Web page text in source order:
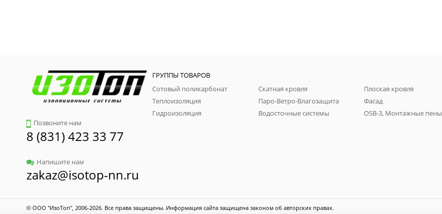
Позвоните нам
8 (831) 423 33 77
Напишите нам
zakaz@isotop-nn.ru
ГРУППЫ ТОВАРОВ
Сотовый поликарбонат
Скатная кровля
Плоская кровля
Теплоизоляция
Паро-Ветро-Влагозащита
Фасад
Гидроизоляция
Водосточные системы OSB-3, Монтажные пены
© ООО "ИзоТоп", 2006-2026. Все права защищены. Информация сайта защищена законом об авторских правах.